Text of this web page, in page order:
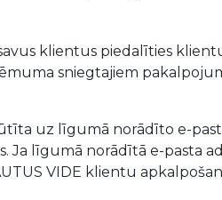
savus klientus piedalīties
sniegtajiem
uz līgumā norādīto e-
Ja līgumā norādītā e-pasta
VIDE klientu